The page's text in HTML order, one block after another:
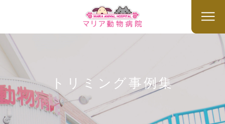
トリミング事例集